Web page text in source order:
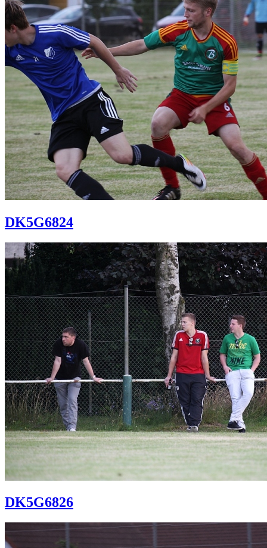
DK5G6824
DK5G6826